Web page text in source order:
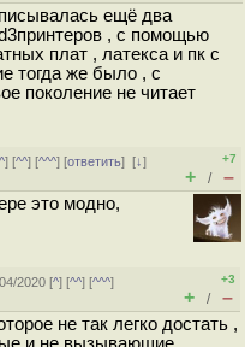
ещё два
, с помощью
плат , латекса и пк с
тогда же было , с
поколение не читает
^] [^^] [^^^] [ответить][↓]
+7
+ / –
это модно,
2020 [^] [^^] [^^^]
+3
+ / –
не так легко достать ,